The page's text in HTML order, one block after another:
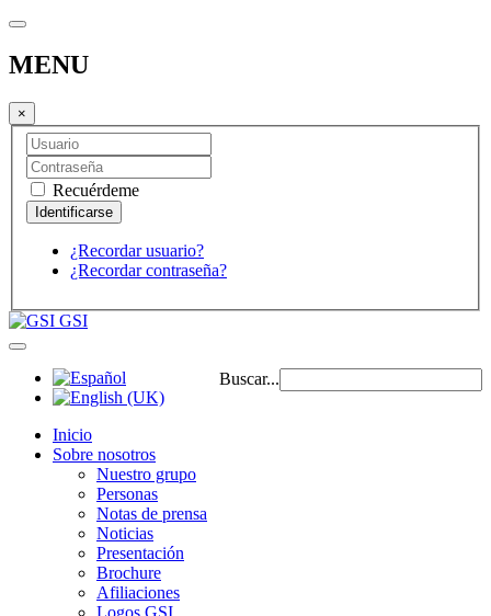
MENU
×
Recuérdeme
¿Recordar usuario?
¿Recordar contraseña?
GSI
Buscar...
Inicio
Sobre nosotros
Nuestro grupo
Personas
Notas de prensa
Noticias
Presentación
Brochure
Afiliaciones